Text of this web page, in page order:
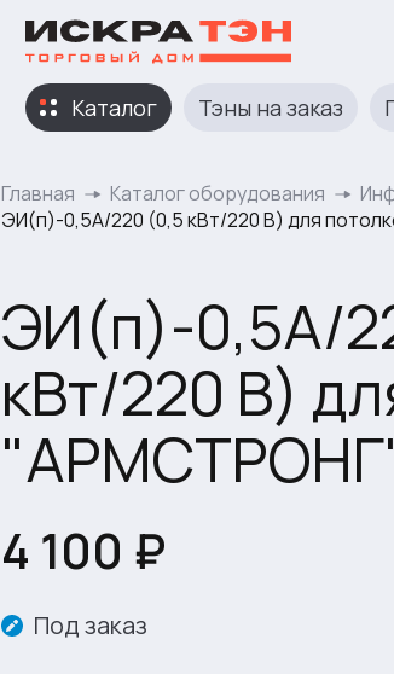
Каталог Тэны на заказ
Главная Каталог оборудования
ЭИ(п)-0,5А/220 (0,5 кВт/220 В) для
ЭИ(п)-0,5А/
кВт/220 В)
4 100 ₽
Под заказ